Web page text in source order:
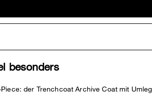
besonders
der Trenchcoat Archive Coat mit